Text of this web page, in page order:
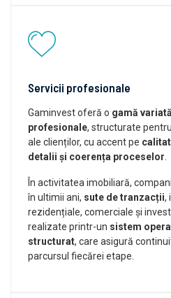
Servicii profesionale
Gaminvest oferă o gamă
profesionale, structurate
ale clienților, cu accent pe
detalii și coerența proceselor
În activitatea imobiliară,
în ultimii ani, sute de tranzacții,
rezidențiale, comerciale și
realizate printr-un sistem
structurat, care asigură
parcursul fiecărei etape.